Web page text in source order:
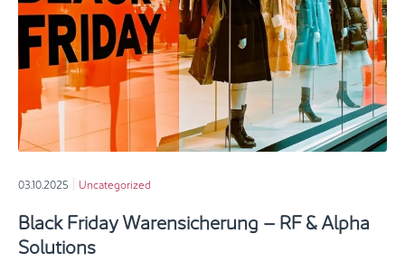
03.10.2025 Uncategorized
Black Friday Warensicherung – RF & Alpha
Solutions